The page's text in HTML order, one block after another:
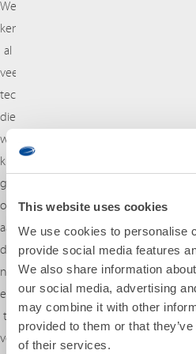
This website uses cookies
We use cookies to personalise
provide social media features
We also share information
our social media, advertising
may combine it with other
provided to them or that
of their services.
We
kennen
al
veel
technieken
die
we
kunnen
gebruiken
om
aan
die
nieuwe
energievraag
te
voldoen.